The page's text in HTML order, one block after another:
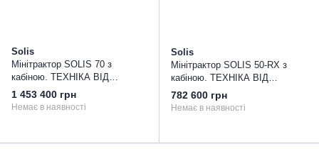
Solis
Мінітрактор SOLIS 70 з
кабіною. ТЕХНІКА ВІД
ВСЕСВІТНЬО ВІДОМОЇ
КОМПАНІЇ SONALIKA
1 453 400 грн
Немає в наявності
Solis
Мінітрактор SOLIS 50-RX з
кабіною. ТЕХНІКА ВІД
ВСЕСВІТНЬО ВІДОМОЇ
КОМПАНІЇ SONALIKA
782 600 грн
Немає в наявності